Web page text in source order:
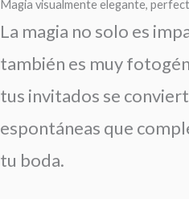
Magia visualmente elegante,
La magia no solo es
también es muy
tus invitados se
espontáneas que
tu boda.